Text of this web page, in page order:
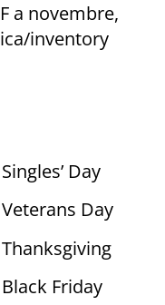
a novembre,
inventory
Day
Day
Friday